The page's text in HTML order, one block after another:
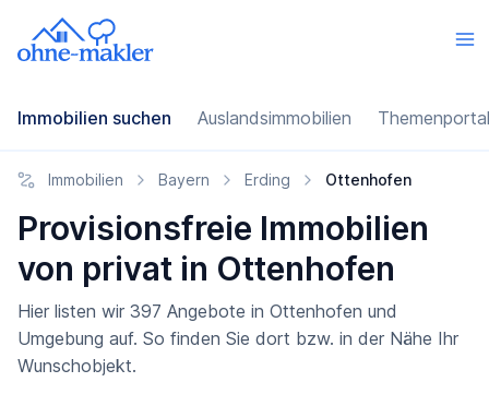
Immobilien suchen Auslandsimmobilien
Immobilien Bayern Erding Ottenhofen
Provisionsfreie Immobilien
von privat in Ottenhofen
Hier listen wir 397 Angebote in Ottenhofen und
Umgebung auf. So finden Sie dort bzw. in der Nähe Ihr
Wunschobjekt.